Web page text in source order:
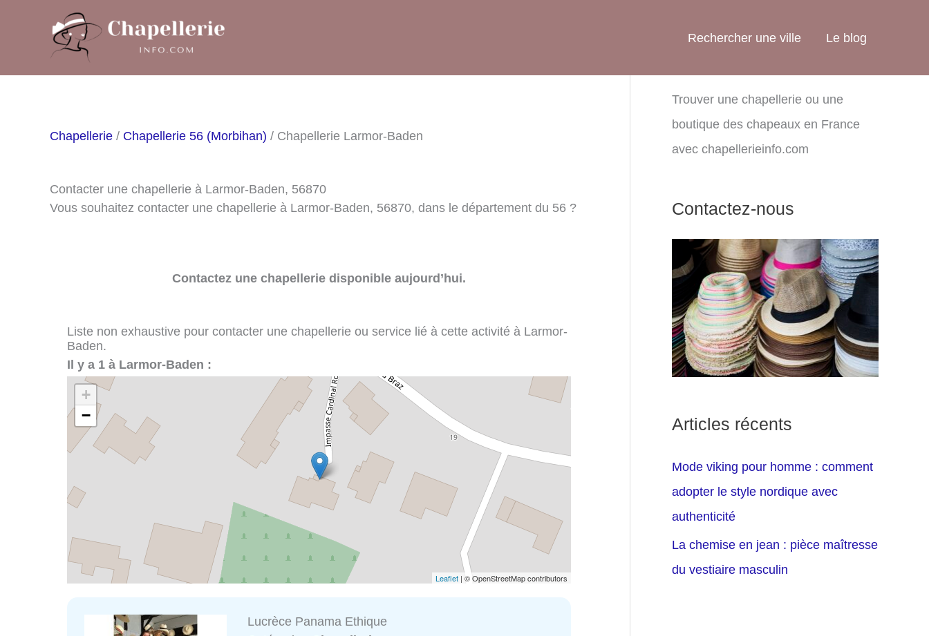
Rechercher une ville Le blog
Chapellerie / Chapellerie 56 (Morbihan) / Chapellerie Larmor-Baden
Contacter une chapellerie à Larmor-Baden, 56870
Vous souhaitez contacter une chapellerie à Larmor-Baden, 56870, dans le département du 56 ?
Contactez une chapellerie disponible aujourd’hui.
Liste non exhaustive pour contacter une chapellerie ou service lié à cette activité à Larmor-
Baden.
Il y a 1 à Larmor-Baden :
+
−
Leaflet | © OpenStreetMap contributors
Lucrèce Panama Ethique
Trouver une chapellerie ou une
boutique des chapeaux en France
avec chapellerieinfo.com
Contactez-nous
Articles récents
Mode viking pour homme : comment
adopter le style nordique avec
authenticité
La chemise en jean : pièce maîtresse
du vestiaire masculin